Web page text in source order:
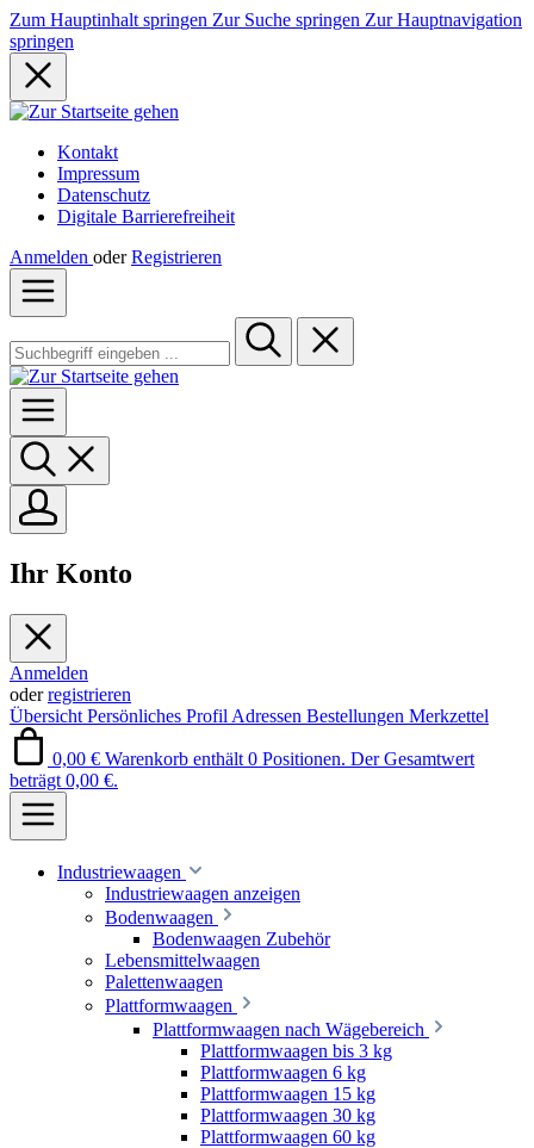
Zum Hauptinhalt springen Zur Suche springen Zur Hauptnavigation
springen
Kontakt
Impressum
Datenschutz
Digitale Barrierefreiheit
Anmelden oder Registrieren
Ihr Konto
Anmelden
oderregistrieren
Übersicht Persönliches Profil Adressen Bestellungen Merkzettel
0,00 € Warenkorb enthält 0 Positionen. Der Gesamtwert
beträgt 0,00 €.
Industriewaagen
Industriewaagen anzeigen
Bodenwaagen
Bodenwaagen Zubehör
Lebensmittelwaagen
Palettenwaagen
Plattformwaagen
Plattformwaagen nach Wägebereich
Plattformwaagen bis 3 kg
Plattformwaagen 6 kg
Plattformwaagen 15 kg
Plattformwaagen 30 kg
Plattformwaagen 60 kg